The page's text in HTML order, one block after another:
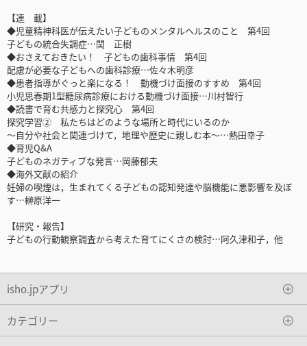
【連 載】
◆児童精神科医が伝えたい子どものメンタルヘルスのこと 第4回
子どもの統合失調症…関 正樹
◆おさえておきたい！ 子どもの歯科事情 第4回
配慮が必要な子どもへの歯科診療…佐々木明彦
◆患者指導がぐっと楽になる！ 動機づけ面接のすすめ 第4回
小児思春期1型糖尿病診療における動機づけ面接…川村智行
◆読書で育む共感力と探究心 第4回
探究学習② 私たちはどのような場所と時代にいるのか
～自分や社会と関連づけて，地理や歴史に親しむ本～…熱田幸子
◆育児Q&A
子どものネガティブな発言…岡藤郁夫
◆海外文献の紹介
妊婦の喫煙は，生まれてくる子どもの認知発達や脳機能に悪影響を及ぼ
す…榊原洋一
【研究・報告】
子どもの行動観察調査から考えた育てにくさの検討…阿久津和子，他
isho.jpアプリ
カテゴリー